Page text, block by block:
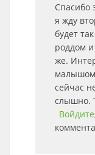
Спасибо
я жду
будет
роддом и
же.
сейчас
слышно.
Войдите